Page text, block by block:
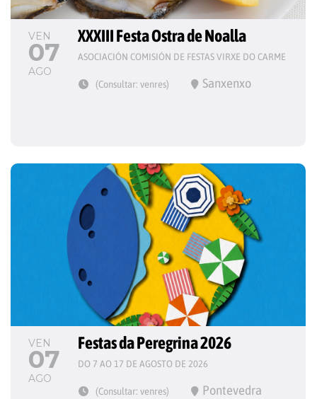
VEN
07
AGO
XXXIII Festa Ostra de Noalla
ASOCIACIÓN COMISIÓN DE FESTAS VIRXE DO CARME
(Consultar: venres) Sanxenxo
VEN
07
AGO
Festas da Peregrina 2026
DO 7 AO 17 DE AGOSTO DE 2026
(Consultar: venres) Pontevedra